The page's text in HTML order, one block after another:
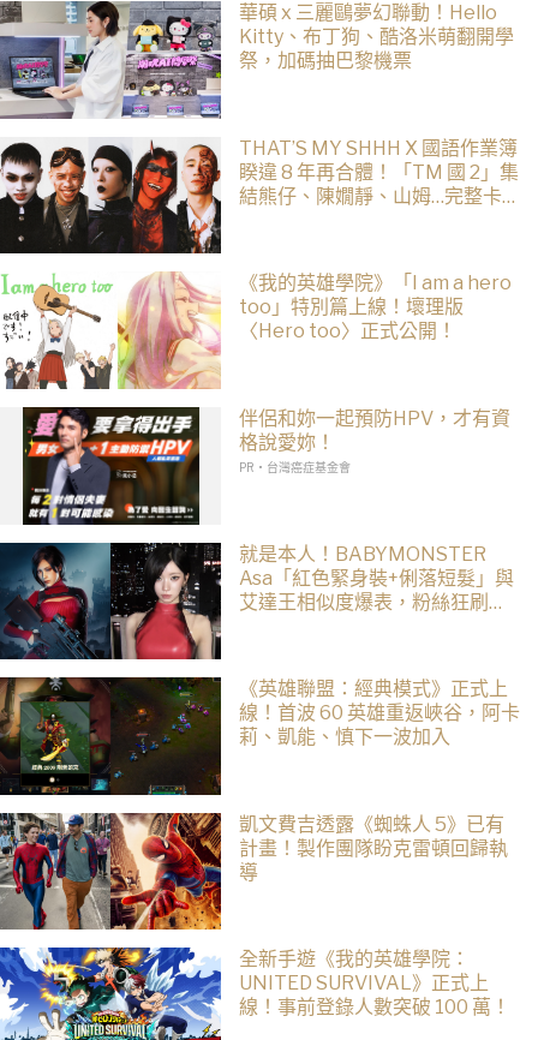
華碩 x 三麗鷗夢幻聯動！Hello
Kitty、布丁狗、酷洛米萌翻開學
祭，加碼抽巴黎機票
THAT’S MY SHHH X 國語作業簿
睽違 8 年再合體！「TM 國 2」集
結熊仔、陳嫺靜、山姆…完整卡
《我的英雄學院》「I am a hero
too」特別篇上線！壞理版
〈Hero too〉正式公開！
伴侶和妳一起預防HPV，才有資
格說愛妳！
PR・台灣癌症基金會
就是本人！BABYMONSTER
Asa「紅色緊身裝+俐落短髮」與
艾達王相似度爆表，粉絲狂刷
《英雄聯盟：經典模式》正式上
線！首波 60 英雄重返峽谷，阿卡
莉、凱能、慎下一波加入
凱文費吉透露《蜘蛛人 5》已有
計畫！製作團隊盼克雷頓回歸執
導
全新手遊《我的英雄學院：
UNITED SURVIVAL》正式上
線！事前登錄人數突破 100 萬！